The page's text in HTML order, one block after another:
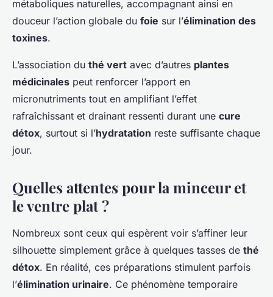
métaboliques naturelles, accompagnant ainsi en
douceur l’action globale du foie sur l’élimination des
toxines.
L’association du thé vert avec d’autres plantes
médicinales peut renforcer l’apport en
micronutriments tout en amplifiant l’effet
rafraîchissant et drainant ressenti durant une cure
détox, surtout si l’hydratation reste suffisante chaque
jour.
Quelles attentes pour la minceur et
le ventre plat ?
Nombreux sont ceux qui espèrent voir s’affiner leur
silhouette simplement grâce à quelques tasses de thé
détox. En réalité, ces préparations stimulent parfois
l’élimination urinaire. Ce phénomène temporaire